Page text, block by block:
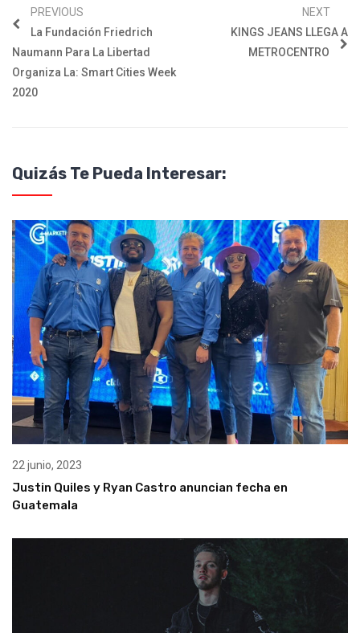
PREVIOUS
La Fundación Friedrich
Naumann Para La Libertad
Organiza La: Smart Cities Week
2020
NEXT
KINGS JEANS LLEGA A
METROCENTRO
Quizás Te Pueda Interesar:
22 junio, 2023
Justin Quiles y Ryan Castro anuncian fecha en
Guatemala